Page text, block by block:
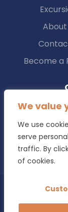
We value
We use
serve
traffic. By
of cookies.
About
Become a
Subscribe to
Copyright